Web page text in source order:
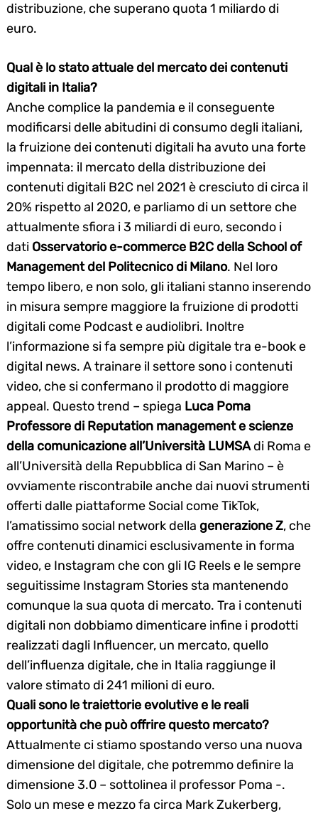
distribuzione, che superano quota 1 miliardo di
euro.
Qual è lo stato attuale del mercato dei contenuti
digitali in Italia?
Anche complice la pandemia e il conseguente
modificarsi delle abitudini di consumo degli italiani,
la fruizione dei contenuti digitali ha avuto una forte
impennata: il mercato della distribuzione dei
contenuti digitali B2C nel 2021 è cresciuto di circa il
20% rispetto al 2020, e parliamo di un settore che
attualmente sfiora i 3 miliardi di euro, secondo i
dati Osservatorio e-commerce B2C della School of
Management del Politecnico di Milano. Nel loro
tempo libero, e non solo, gli italiani stanno inserendo
in misura sempre maggiore la fruizione di prodotti
digitali come Podcast e audiolibri. Inoltre
l’informazione si fa sempre più digitale tra e-book e
digital news. A trainare il settore sono i contenuti
video, che si confermano il prodotto di maggiore
appeal. Questo trend – spiega Luca Poma
Professore di Reputation management e scienze
della comunicazione all’Università LUMSAdi Roma e
all’Università della Repubblica di San Marino – è
ovviamente riscontrabile anche dai nuovi strumenti
offerti dalle piattaforme Social come TikTok,
l’amatissimo social network della generazione Z, che
offre contenuti dinamici esclusivamente in forma
video, e Instagram che con gli IG Reels e le sempre
seguitissime Instagram Stories sta mantenendo
comunque la sua quota di mercato. Tra i contenuti
digitali non dobbiamo dimenticare infine i prodotti
realizzati dagli Influencer, un mercato, quello
dell’influenza digitale, che in Italia raggiunge il
valore stimato di 241 milioni di euro.
Quali sono le traiettorie evolutive e le reali
opportunità che può offrire questo mercato?
Attualmente ci stiamo spostando verso una nuova
dimensione del digitale, che potremmo definire la
dimensione 3.0 – sottolinea il professor Poma -.
Solo un mese e mezzo fa circa Mark Zukerberg,